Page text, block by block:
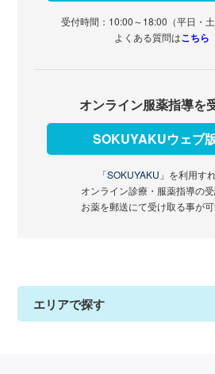
受付時間：10:00～18:00（平日・土
よくある質問はこちら
オンライン服薬指導を
SOKUYAKUウェブ
「SOKUYAKU」 を利用す
オンライン診療・服薬指導の
お薬を郵送にて受け取る事が
エリアで探す